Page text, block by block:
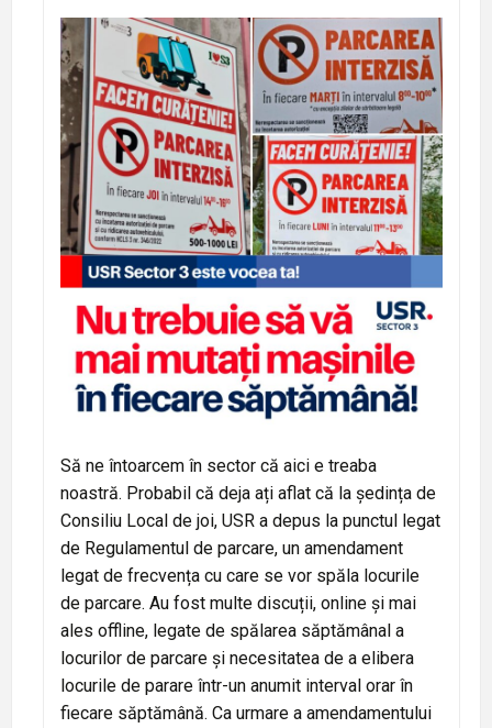
Să ne întoarcem în sector că aici e treaba
noastră. Probabil că deja ați aflat că la ședința de
Consiliu Local de joi, USR a depus la punctul legat
de Regulamentul de parcare, un amendament
legat de frecvența cu care se vor spăla locurile
de parcare. Au fost multe discuții, online și mai
ales offline, legate de spălarea săptămânal a
locurilor de parcare și necesitatea de a elibera
locurile de parare într-un anumit interval orar în
fiecare săptămână. Ca urmare a amendamentului